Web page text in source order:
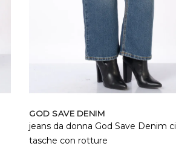
GOD SAVE DENIM
jeans da donna God Save Denim
tasche con rotture